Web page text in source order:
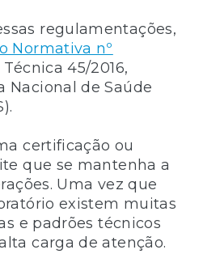
regulamentações,
Normativa nº
45/2016,
Nacional de Saúde
certificação ou
que se mantenha a
Uma vez que
existem muitas
e padrões técnicos
carga de atenção.